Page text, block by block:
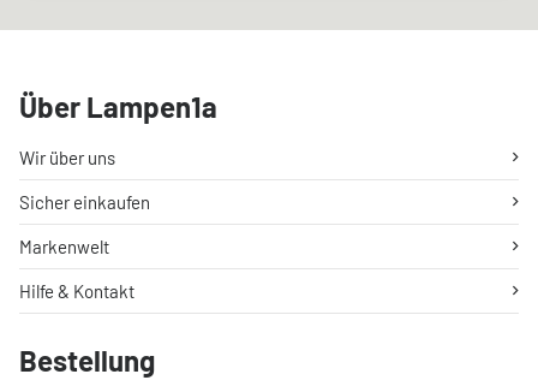
Über Lampen1a
Wir über uns
Sicher einkaufen
Markenwelt
Hilfe & Kontakt
Bestellung